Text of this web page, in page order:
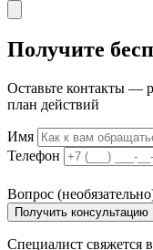
Получите
Оставьте контакты —
план действий
Имя
Телефон
Вопрос
Получить консультацию
Специалист свяжется